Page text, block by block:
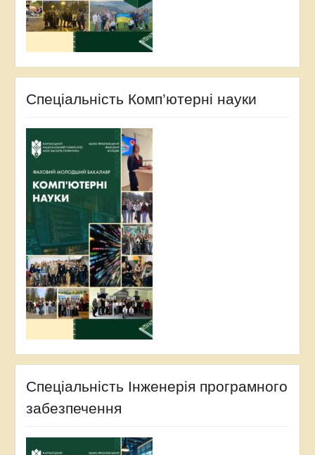
Спеціальність Комп’ютерні науки
Спеціальність Інженерія програмного
забезпечення